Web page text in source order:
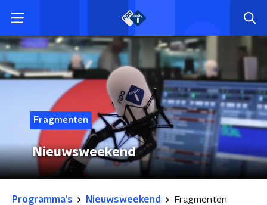
Fragmenten
Nieuwsweekend
Programma's Nieuwsweekend Fragmenten